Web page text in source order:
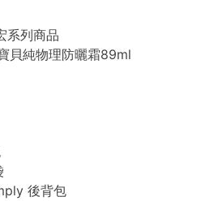
系列商品
貝純物理防曬霜89ml
後背包